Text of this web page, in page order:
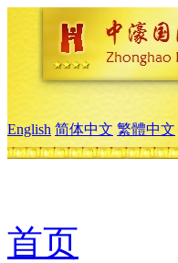
English 简体中文 繁體中文
首页